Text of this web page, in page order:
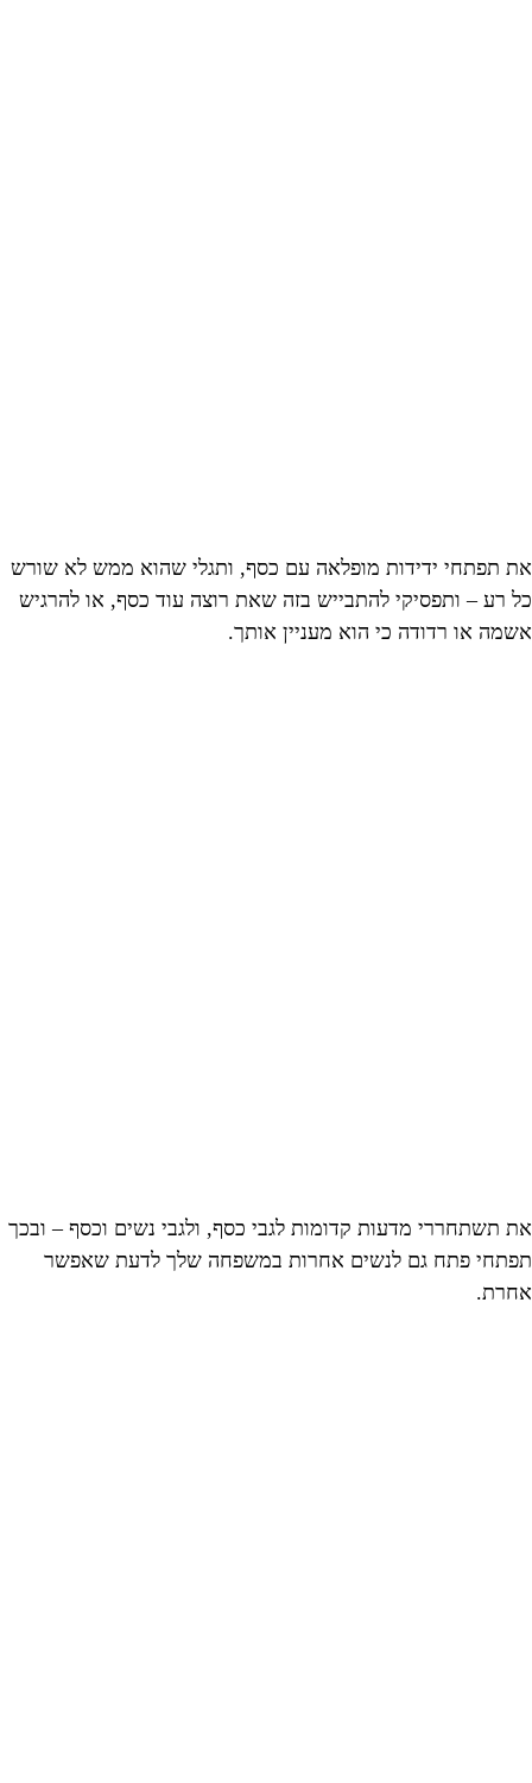
את תפתחי ידידות מופלאה עם כסף, ותגלי שהוא ממש לא שורש
כל רע – ותפסיקי להתבייש בזה שאת רוצה עוד כסף, או להרגיש
אשמה או רדודה כי הוא מעניין אותך.
את תשתחררי מדעות קדומות לגבי כסף, ולגבי נשים וכסף – ובכך
תפתחי פתח גם לנשים אחרות במשפחה שלך לדעת שאפשר
אחרת.